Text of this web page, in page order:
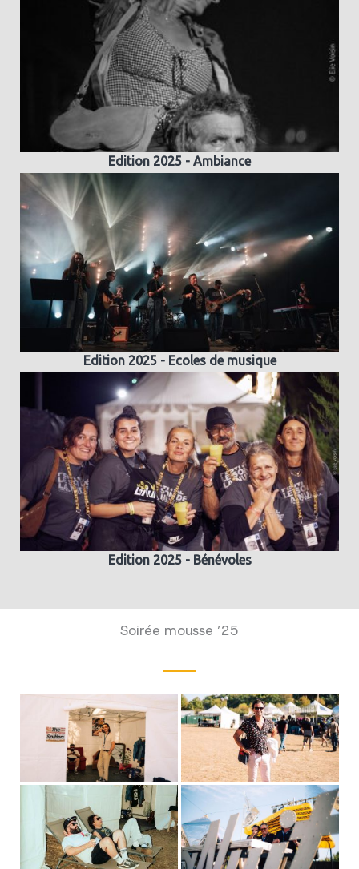
Edition 2025 - Ambiance
Edition 2025 - Ecoles de musique
Edition 2025 - Bénévoles
Soirée mousse ’25